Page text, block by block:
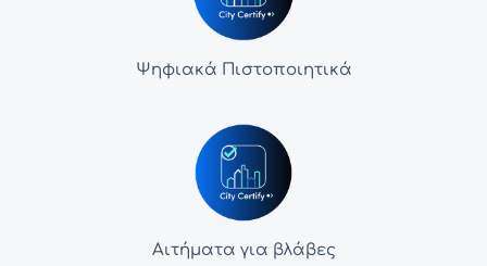
Ψηφιακά Πιστοποιητικά
Αιτήματα για βλάβες